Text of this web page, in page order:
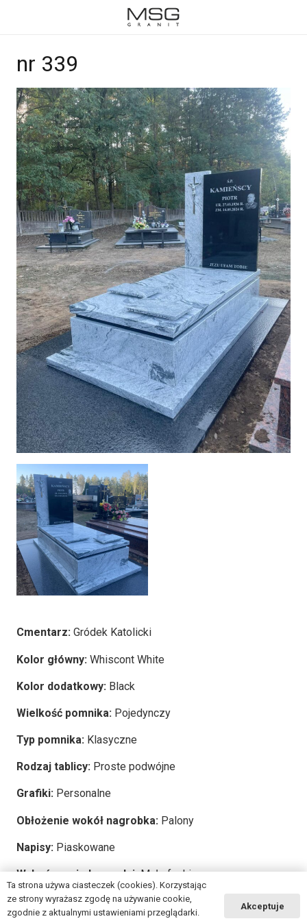
nr 339
Cmentarz: Gródek Katolicki
Kolor główny: Whiscont White
Kolor dodatkowy: Black
Wielkość pomnika: Pojedynczy
Typ pomnika: Klasyczne
Rodzaj tablicy: Proste podwójne
Grafiki: Personalne
Obłożenie wokół nagrobka: Palony
Napisy: Piaskowane
Wykończenie krawędzi:Małe fazki
Ta strona używa ciasteczek (cookies). Korzystając
ze strony wyrażasz zgodę na używanie cookie,
zgodnie z aktualnymi ustawieniami przeglądarki.
Akceptuje